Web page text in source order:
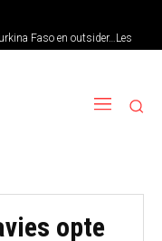
Faso en outsider…Les
opte